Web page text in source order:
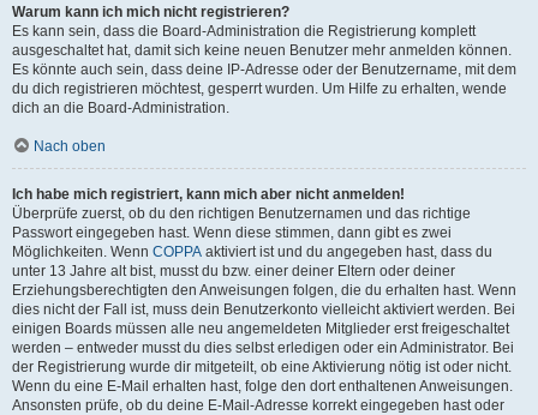
Warum kann ich mich nicht registrieren?
Es kann sein, dass die Board-Administration die Registrierung komplett
ausgeschaltet hat, damit sich keine neuen Benutzer mehr anmelden können.
Es könnte auch sein, dass deine IP-Adresse oder der Benutzername, mit dem
du dich registrieren möchtest, gesperrt wurden. Um Hilfe zu erhalten, wende
dich an die Board-Administration.
Nach oben
Ich habe mich registriert, kann mich aber nicht anmelden!
Überprüfe zuerst, ob du den richtigen Benutzernamen und das richtige
Passwort eingegeben hast. Wenn diese stimmen, dann gibt es zwei
Möglichkeiten. Wenn COPPA aktiviert ist und du angegeben hast, dass du
unter 13 Jahre alt bist, musst du bzw. einer deiner Eltern oder deiner
Erziehungsberechtigten den Anweisungen folgen, die du erhalten hast. Wenn
dies nicht der Fall ist, muss dein Benutzerkonto vielleicht aktiviert werden. Bei
einigen Boards müssen alle neu angemeldeten Mitglieder erst freigeschaltet
werden – entweder musst du dies selbst erledigen oder ein Administrator. Bei
der Registrierung wurde dir mitgeteilt, ob eine Aktivierung nötig ist oder nicht.
Wenn du eine E-Mail erhalten hast, folge den dort enthaltenen Anweisungen.
Ansonsten prüfe, ob du deine E-Mail-Adresse korrekt eingegeben hast oder